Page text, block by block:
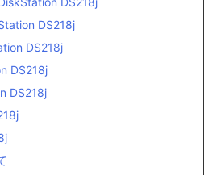
DS218j
DS218j
DS218j
DS218j